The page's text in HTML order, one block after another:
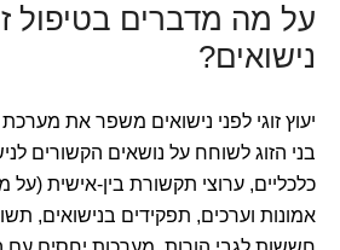
על מה מדברים בטיפול
נישואים?
יעוץ זוגי לפני נישואים משפר את
בני הזוג לשוחח על נושאים הקשורים
כלכליים, ערוצי תקשורת בין-אישית (על
אמונות וערכים, תפקידים בנישואים,